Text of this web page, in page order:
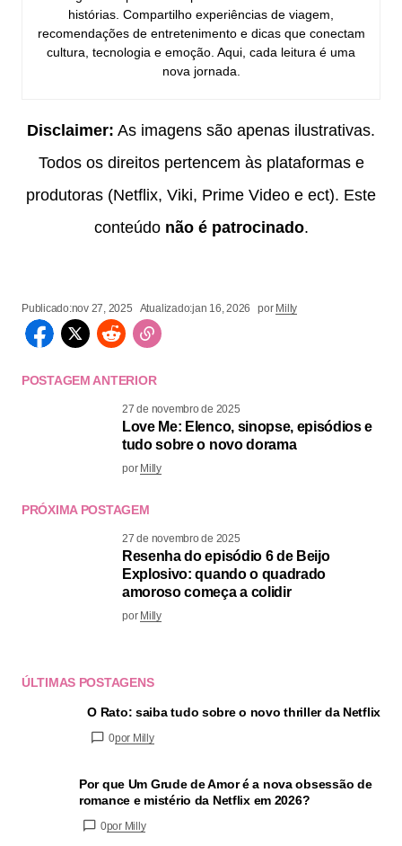
histórias. Compartilho experiências de viagem,
recomendações de entretenimento e dicas que conectam
cultura, tecnologia e emoção. Aqui, cada leitura é uma
nova jornada.
Disclaimer: As imagens são apenas ilustrativas.
Todos os direitos pertencem às plataformas e
produtoras (Netflix, Viki, Prime Video e ect). Este
conteúdo não é patrocinado.
Publicado:nov 27, 2025 Atualizado:jan 16, 2026 por Milly
POSTAGEM ANTERIOR
27 de novembro de 2025
Love Me: Elenco, sinopse, episódios e
tudo sobre o novo dorama
por Milly
PRÓXIMA POSTAGEM
27 de novembro de 2025
Resenha do episódio 6 de Beijo
Explosivo: quando o quadrado
amoroso começa a colidir
por Milly
ÚLTIMAS POSTAGENS
O Rato: saiba tudo sobre o novo thriller da Netflix
0por Milly
Por que Um Grude de Amor é a nova obsessão de
romance e mistério da Netflix em 2026?
0por Milly